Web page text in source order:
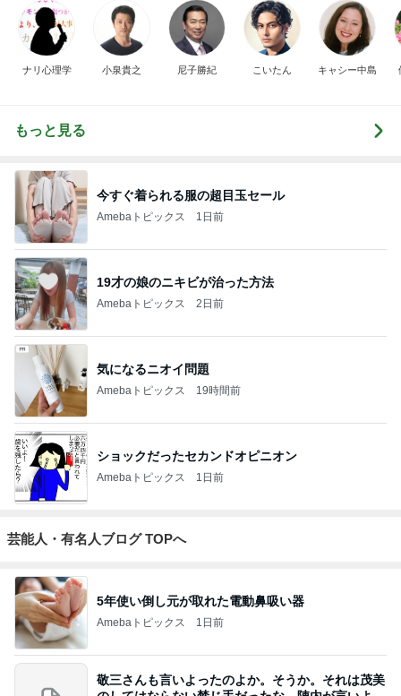
ナリ心理学 小泉貴之 尼子勝紀 こいたん キャシー中島
もっと見る
今すぐ着られる服の超目玉セール
Amebaトピックス 1日前
19才の娘のニキビが治った方法
Amebaトピックス 2日前
気になるニオイ問題
Amebaトピックス 19時間前
ショックだったセカンドオピニオン
Amebaトピックス 1日前
芸能人・有名人ブログ TOPへ
5年使い倒し元が取れた電動鼻吸い器
Amebaトピックス 1日前
敬三さんも言いよったのよか。そうか。それは茂美